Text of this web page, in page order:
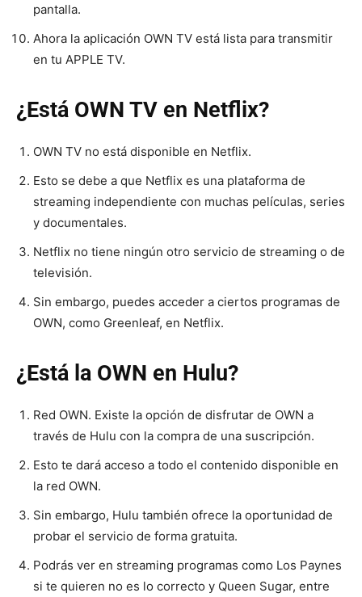
pantalla.
Ahora la aplicación OWN TV está lista para transmitir
en tu APPLE TV.
¿Está OWN TV en Netflix?
OWN TV no está disponible en Netflix.
Esto se debe a que Netflix es una plataforma de
streaming independiente con muchas películas, series
y documentales.
Netflix no tiene ningún otro servicio de streaming o de
televisión.
Sin embargo, puedes acceder a ciertos programas de
OWN, como Greenleaf, en Netflix.
¿Está la OWN en Hulu?
Red OWN. Existe la opción de disfrutar de OWN a
través de Hulu con la compra de una suscripción.
Esto te dará acceso a todo el contenido disponible en
la red OWN.
Sin embargo, Hulu también ofrece la oportunidad de
probar el servicio de forma gratuita.
Podrás ver en streaming programas como Los Paynes
si te quieren no es lo correcto y Queen Sugar, entre